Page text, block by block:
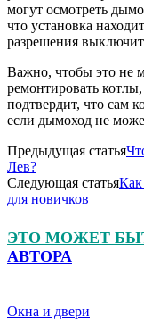
могут осмотреть
что установка
разрешения
Важно, чтобы это не
ремонтировать
подтвердит, что сам
если дымоход не
Предыдущая статья
Лев?
Следующая статьяКак
для новичков
ЭТО МОЖЕТ
АВТОРА
Окна и двери